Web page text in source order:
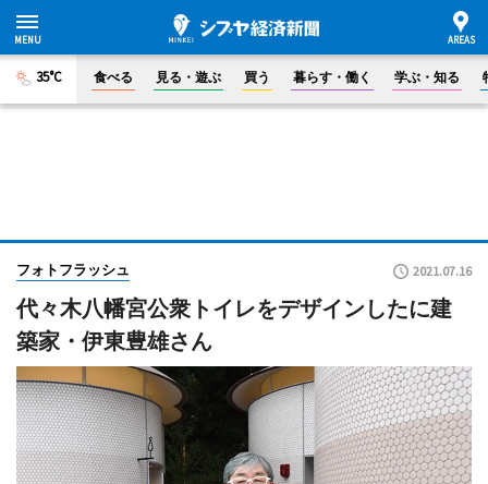
35°C 食べる 見る・遊ぶ 買う 暮らす・働く 学ぶ・知る
フォトフラッシュ 2021.07.16
代々木八幡宮公衆トイレをデザインしたに建
築家・伊東豊雄さん